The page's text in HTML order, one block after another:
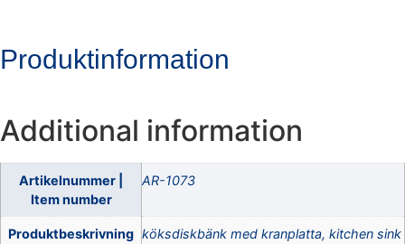
Produktinformation
Additional information
Artikelnummer |
Item number
AR-1073
Produktbeskrivning köksdiskbänk med kranplatta, kitchen sink